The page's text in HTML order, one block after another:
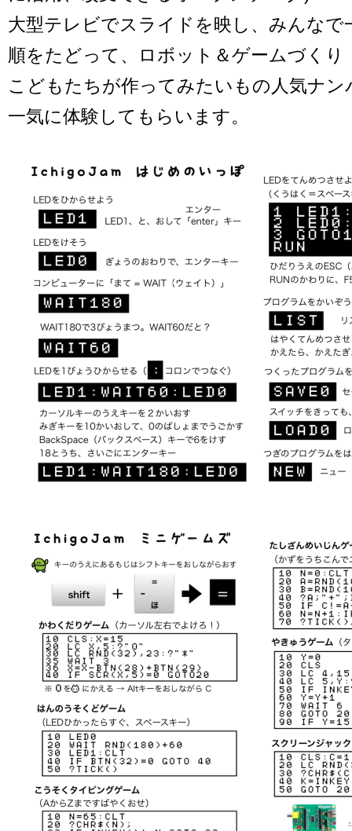
大型テレビでスライドを映し、みんなで
順をたどって、ロボット＆ゲームづくり
こどもたちが作ってみたいもの人気ナ
一気に体験してもらいます。